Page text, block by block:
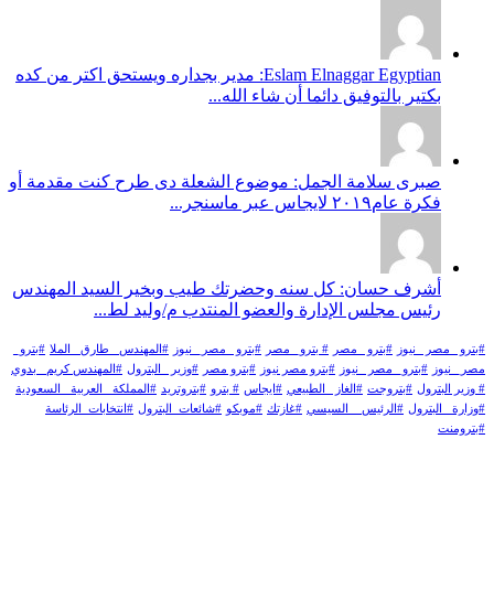
Eslam Elnaggar Egyptian: مدير بجداره ويستحق اكتر من كده
بكتير بالتوفيق دائما أن شاء الله...
صبرى سلامة الجمل: موضوع الشعلة دى طرح كنت مقدمة أو
فكرة عام٢٠١٩ لايجاس عبر ماسنجر...
أشرف حسان: كل سنه وحضرتك طيب وبخير السيد المهندس
رئيس مجلس الإدارة والعضو المنتدب م/وليد لط...
#بترو _مصر _نيوز #بترو _مصر # بترو_ مصر #بترو _مصر_ نيوز #المهندس _طارق _الملا #بترو_
مصر_ نيوز
#بترو_ مصر _نيوز #بترو مصر نيوز #بترو مصر #وزير _البترول #المهندس كريم_ بدوي
# وزير البترول #بتروجت #الغاز _الطبيعي #ايجاس # بترو #بتروتريد #المملكة _العربية _السعودية
#وزارة _البترول #الرئيس _ السيسي #غازتك #موبكو #شائعات_البترول #انتخابات_الرئاسة
#بترومنت